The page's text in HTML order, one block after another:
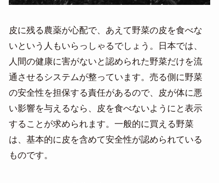
皮に残る農薬が心配で、あえて野菜の皮を食べな
いという人もいらっしゃるでしょう。日本では、
人間の健康に害がないと認められた野菜だけを流
通させるシステムが整っています。売る側に野菜
の安全性を担保する責任があるので、皮が体に悪
い影響を与えるなら、皮を食べないようにと表示
することが求められます。一般的に買える野菜
は、基本的に皮を含めて安全性が認められている
ものです。